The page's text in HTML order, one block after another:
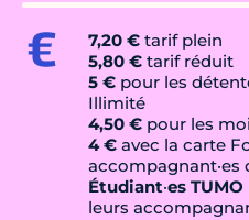
7,20 € tarif plein
5,80 € tarif réduit
5 € pour les
Illimité
4,50 € pour les
4 € avec la carte
Étudiant·es TUMO
leurs